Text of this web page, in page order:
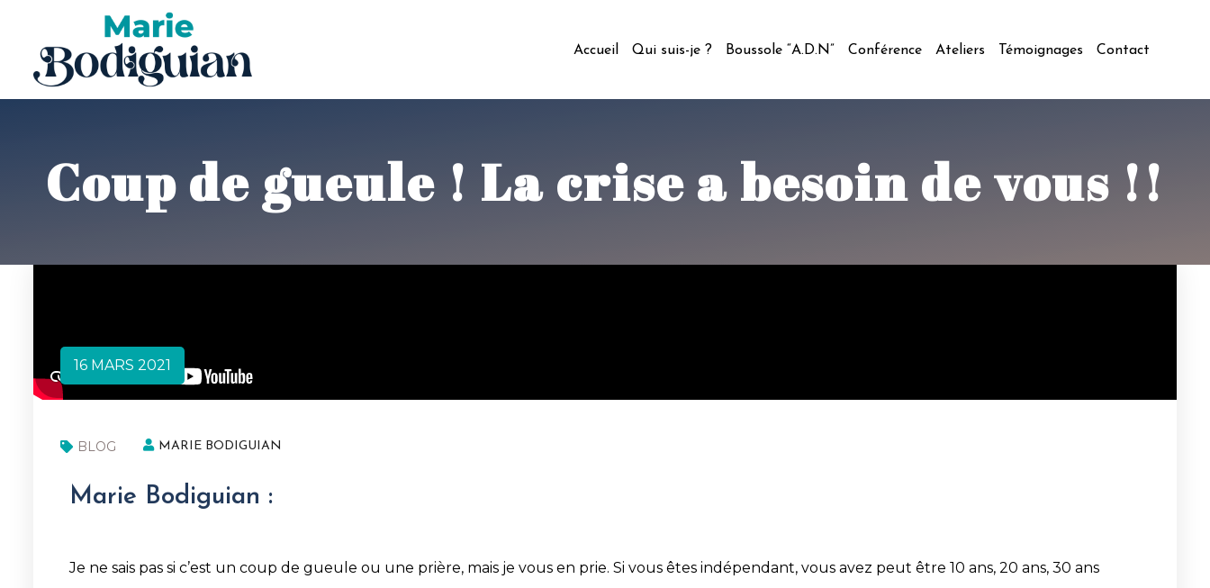
Accueil Qui suis-je ? Boussole “A.D.N” Conférence Ateliers Témoignages Contact
Coup de gueule ! La crise a besoin de vous !!
16 MARS 2021
BLOG MARIE BODIGUIAN
Marie Bodiguian :
Je ne sais pas si c’est un coup de gueule ou une prière, mais je vous en prie. Si vous êtes indépendant, vous avez peut être 10 ans, 20 ans, 30 ans